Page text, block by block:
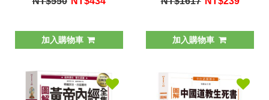
加入購物車 加入購物車